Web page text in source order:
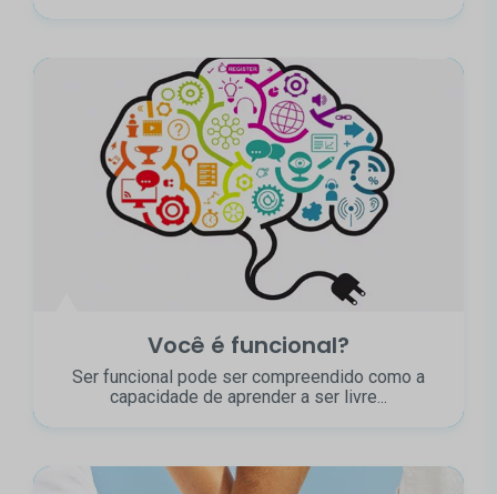
Você é funcional?
Ser funcional pode ser compreendido como a
capacidade de aprender a ser livre...